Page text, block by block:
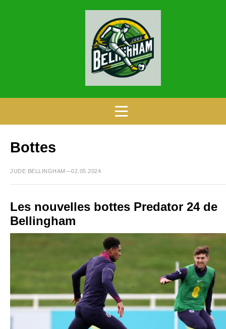
Bottes
JUDE BELLINGHAM—02.05.2024
Les nouvelles bottes Predator 24 de
Bellingham